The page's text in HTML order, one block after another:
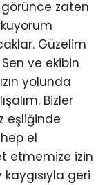
görünce zaten
Güzelim
Sen ve ekibin
yolunda
Bizler
eşliğinde
el
etmemize izin
geri